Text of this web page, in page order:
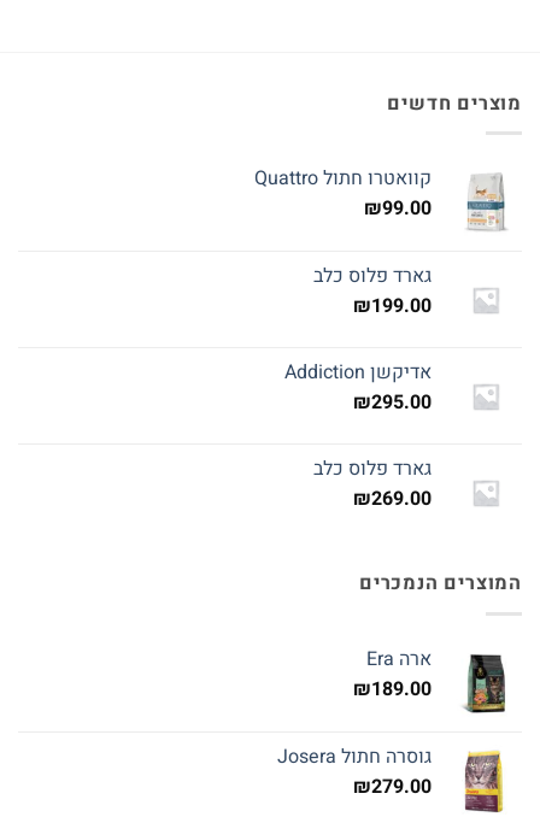
מוצרים חדשים
קוואטרו חתול Quattro
₪99.00
גארד פלוס כלב
₪199.00
אדיקשן Addiction
₪295.00
גארד פלוס כלב
₪269.00
המוצרים הנמכרים
ארה Era
₪189.00
גוסרה חתול Josera
₪279.00